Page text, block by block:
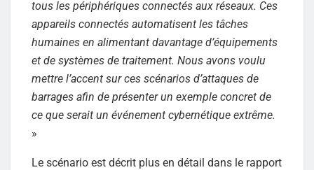
tous les périphériques connectés aux réseaux. Ces
appareils connectés automatisent les tâches
humaines en alimentant davantage d’équipements
et de systèmes de traitement. Nous avons voulu
mettre l’accent sur ces scénarios d’attaques de
barrages afin de présenter un exemple concret de
ce que serait un événement cybernétique extrême.
»
Le scénario est décrit plus en détail dans le rapport